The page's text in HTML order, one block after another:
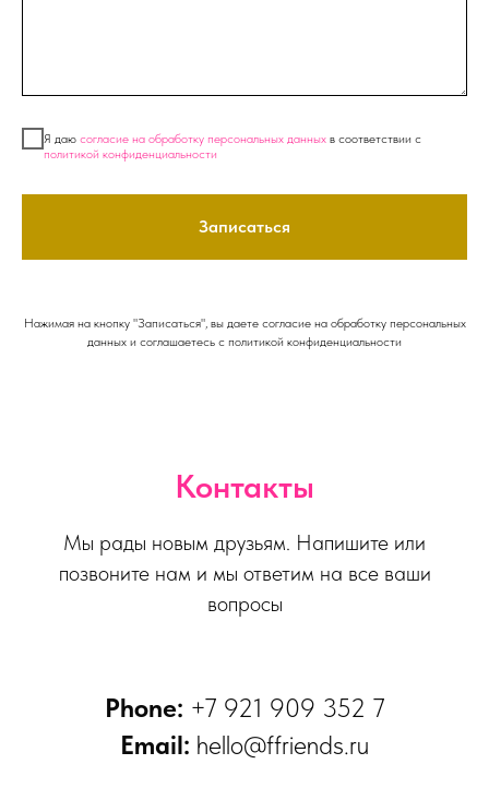
Я даю согласие на обработку персональных данных в соответствии с
политикой конфиденциальности
Записаться
Нажимая на кнопку "Записаться", вы даете согласие на обработку персональных
данных и соглашаетесь c политикой конфиденциальности
Контакты
Мы рады новым друзьям. Напишите или
позвоните нам и мы ответим на все ваши
вопросы
Phone: +7 921 909 352 7
Email: hello@ffriends.ru